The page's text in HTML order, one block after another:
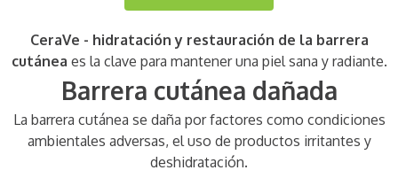
CeraVe - hidratación y restauración de la barrera
cutánea es la clave para mantener una piel sana y radiante.
Barrera cutánea dañada
La barrera cutánea se daña por factores como condiciones
ambientales adversas, el uso de productos irritantes y
deshidratación.